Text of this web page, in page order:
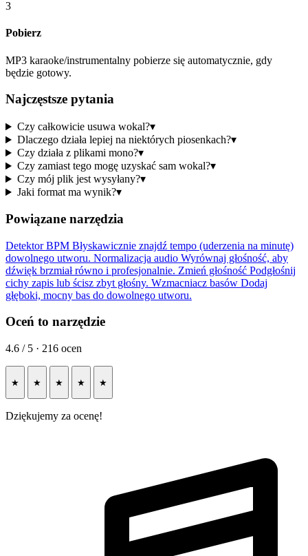
3
Pobierz
MP3 karaoke/instrumentalny pobierze się automatycznie, gdy
będzie gotowy.
Najczęstsze pytania
Czy całkowicie usuwa wokal?▾
Dlaczego działa lepiej na niektórych piosenkach?▾
Czy działa z plikami mono?▾
Czy zamiast tego mogę uzyskać sam wokal?▾
Czy mój plik jest wysyłany?▾
Jaki format ma wynik?▾
Powiązane narzędzia
Detektor BPM Błyskawicznie znajdź tempo (uderzenia na minutę)
dowolnego utworu. Normalizacja audio Wyrównaj głośność, aby
dźwięk brzmiał równo i profesjonalnie. Zmień głośność Podgłośnij
cichy zapis lub ścisz zbyt głośny. Wzmacniacz basów Dodaj
głęboki, mocny bas do dowolnego utworu.
Oceń to narzędzie
4.6 / 5 · 216 ocen
★ ★ ★ ★ ★
Dziękujemy za ocenę!